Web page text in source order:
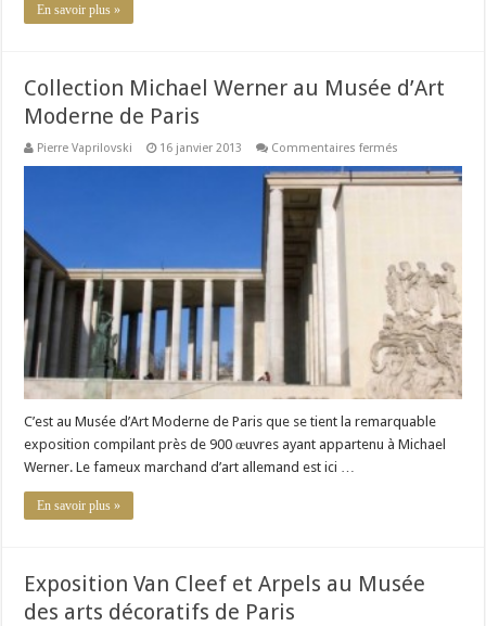
En savoir plus »
Collection Michael Werner au Musée d’Art
Moderne de Paris
Pierre Vaprilovski 16 janvier 2013 Commentaires fermés
Michael
Werner
de
Paris
C’est au Musée d’Art Moderne de Paris que se tient la remarquable
exposition compilant près de 900 œuvres ayant appartenu à Michael
Werner. Le fameux marchand d’art allemand est ici …
En savoir plus »
Exposition Van Cleef et Arpels au Musée
des arts décoratifs de Paris